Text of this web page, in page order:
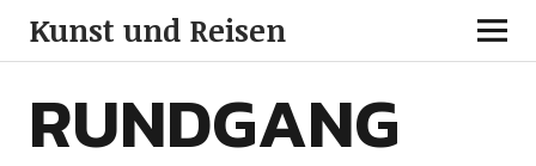
Kunst und Reisen
RUNDGANG